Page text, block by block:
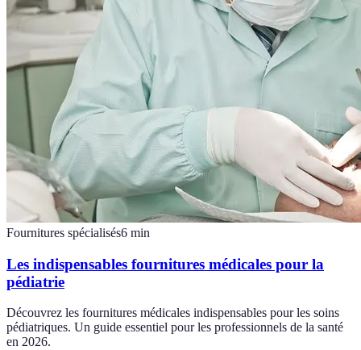
Fournitures spécialisés6 min
Les indispensables fournitures médicales pour la
pédiatrie
Découvrez les fournitures médicales indispensables pour les soins
pédiatriques. Un guide essentiel pour les professionnels de la santé
en 2026.